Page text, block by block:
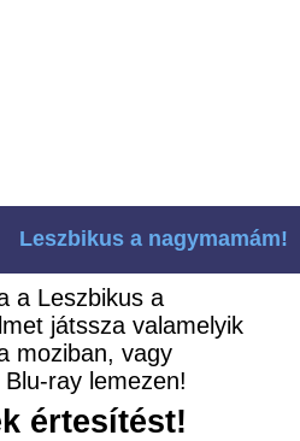
Leszbikus a nagymamám!
a Leszbikus a
játssza valamelyik
moziban, vagy
ray lemezen!
értesítést!